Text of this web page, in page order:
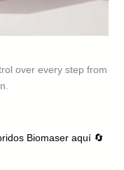
over every step from
Biomaser aquí 🔄